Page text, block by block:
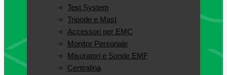
Test System
Tripode e Mast
Accessori per EMC
Monitor Personale
Misuratori e Sonde EMF
Centralina